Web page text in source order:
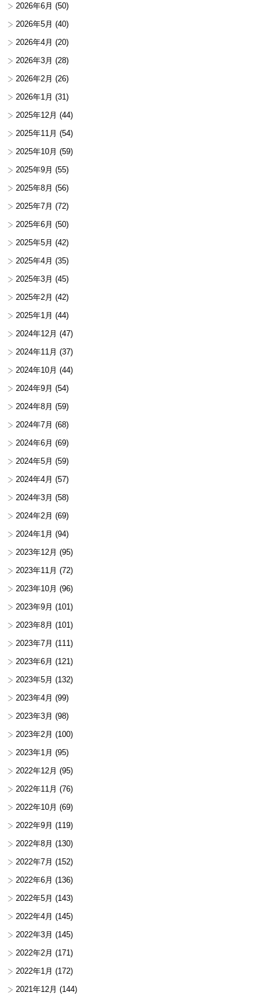
2026年6月 (50)
2026年5月 (40)
2026年4月 (20)
2026年3月 (28)
2026年2月 (26)
2026年1月 (31)
2025年12月 (44)
2025年11月 (54)
2025年10月 (59)
2025年9月 (55)
2025年8月 (56)
2025年7月 (72)
2025年6月 (50)
2025年5月 (42)
2025年4月 (35)
2025年3月 (45)
2025年2月 (42)
2025年1月 (44)
2024年12月 (47)
2024年11月 (37)
2024年10月 (44)
2024年9月 (54)
2024年8月 (59)
2024年7月 (68)
2024年6月 (69)
2024年5月 (59)
2024年4月 (57)
2024年3月 (58)
2024年2月 (69)
2024年1月 (94)
2023年12月 (95)
2023年11月 (72)
2023年10月 (96)
2023年9月 (101)
2023年8月 (101)
2023年7月 (111)
2023年6月 (121)
2023年5月 (132)
2023年4月 (99)
2023年3月 (98)
2023年2月 (100)
2023年1月 (95)
2022年12月 (95)
2022年11月 (76)
2022年10月 (69)
2022年9月 (119)
2022年8月 (130)
2022年7月 (152)
2022年6月 (136)
2022年5月 (143)
2022年4月 (145)
2022年3月 (145)
2022年2月 (171)
2022年1月 (172)
2021年12月 (144)